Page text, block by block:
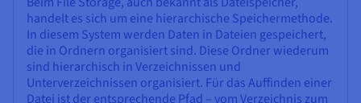
handelt es sich um eine hierarchische Speichermethode.
In diesem System werden Daten in Dateien gespeichert,
die in Ordnern organisiert sind. Diese Ordner wiederum
sind hierarchisch in Verzeichnissen und
Unterverzeichnissen organisiert. Für das Auffinden einer
Datei ist der entsprechende Pfad – vom Verzeichnis zum